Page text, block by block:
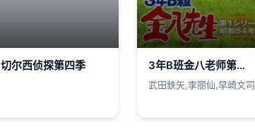
切尔西侦探第四季 3年B班金八老师第四季
武田鉄矢,李丽仙,早崎文司